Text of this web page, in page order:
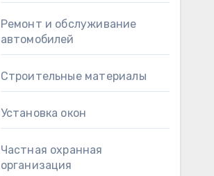
Ремонт и обслуживание
автомобилей
Строительные материалы
Установка окон
Частная охранная
организация